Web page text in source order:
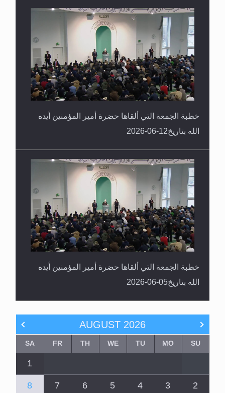
خطبة الجمعة التي ألقاها حضرة أمير المؤمنين أيده
الله بتاريخ12-06-2026
خطبة الجمعة التي ألقاها حضرة أمير المؤمنين أيده
الله بتاريخ05-06-2026
AUGUST 2026
SU
MO
TU
WE
TH
FR
SA
1
2
3
4
5
6
7
8